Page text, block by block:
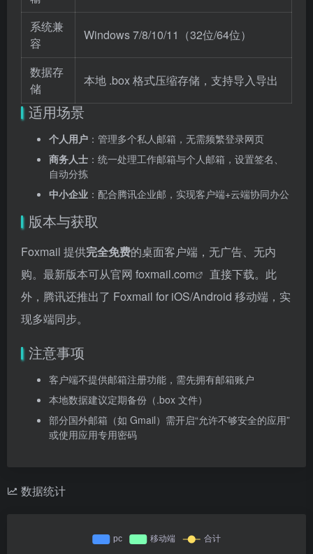
系统兼
容
Windows 7/8/10/11（32位/64位）
数据存
储
本地 .box 格式压缩存储，支持导入导出
适用场景
个人用户 ：管理多个私人邮箱，无需频繁登录网页
商务人士 ：统一处理工作邮箱与个人邮箱，设置签名、
自动分拣
中小企业 ：配合腾讯企业邮，实现客户端+云端协同办公
版本与获取
Foxmail 提供完全免费的桌面客户端，无广告、无内
购。最新版本可从官网 foxmail.com
直接下载。此
外，腾讯还推出了 Foxmail for iOS/Android 移动端，实
现多端同步。
注意事项
客户端不提供邮箱注册功能，需先拥有邮箱账户
本地数据建议定期备份（.box 文件）
部分国外邮箱（如 Gmail）需开启“允许不够安全的应用”
或使用应用专用密码
数据统计